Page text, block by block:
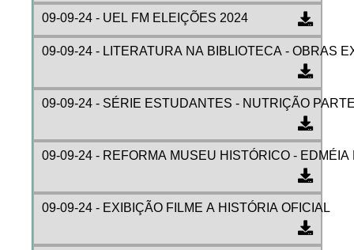
09-09-24 - UEL FM ELEIÇÕES 2024
09-09-24 - LITERATURA NA BIBLIOTECA - OBRAS
09-09-24 - SÉRIE ESTUDANTES - NUTRIÇÃO
09-09-24 - REFORMA MUSEU HISTÓRICO - EDMÉIA
09-09-24 - EXIBIÇÃO FILME A HISTÓRIA OFICIAL